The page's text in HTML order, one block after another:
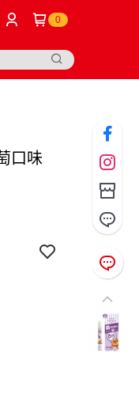
0
口味